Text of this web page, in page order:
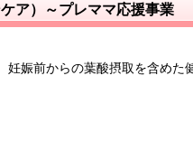
ア）～プレママ応援事業
娠前からの葉酸摂取を含めた